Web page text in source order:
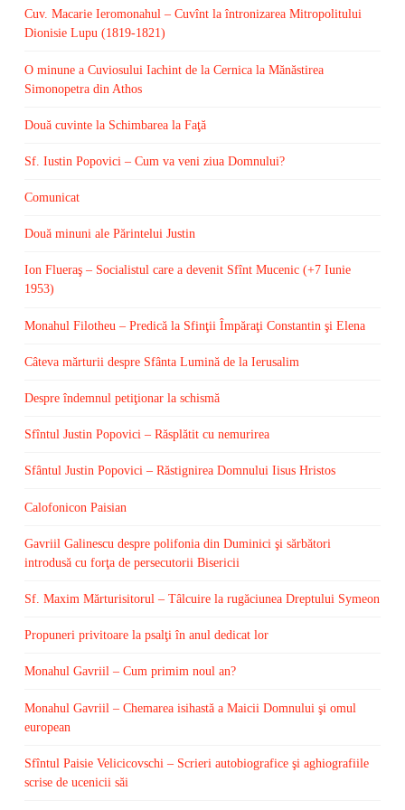
Cuv. Macarie Ieromonahul – Cuvînt la întronizarea Mitropolitului
Dionisie Lupu (1819-1821)
O minune a Cuviosului Iachint de la Cernica la Mănăstirea
Simonopetra din Athos
Două cuvinte la Schimbarea la Faţă
Sf. Iustin Popovici – Cum va veni ziua Domnului?
Comunicat
Două minuni ale Părintelui Justin
Ion Flueraş – Socialistul care a devenit Sfînt Mucenic (+7 Iunie
1953)
Monahul Filotheu – Predică la Sfinţii Împăraţi Constantin şi Elena
Câteva mărturii despre Sfânta Lumină de la Ierusalim
Despre îndemnul petiţionar la schismă
Sfîntul Justin Popovici – Răsplătit cu nemurirea
Sfântul Justin Popovici – Răstignirea Domnului Iisus Hristos
Calofonicon Paisian
Gavriil Galinescu despre polifonia din Duminici şi sărbători
introdusă cu forţa de persecutorii Bisericii
Sf. Maxim Mărturisitorul – Tâlcuire la rugăciunea Dreptului Symeon
Propuneri privitoare la psalţi în anul dedicat lor
Monahul Gavriil – Cum primim noul an?
Monahul Gavriil – Chemarea isihastă a Maicii Domnului şi omul
european
Sfîntul Paisie Velicicovschi – Scrieri autobiografice şi aghiografiile
scrise de ucenicii săi